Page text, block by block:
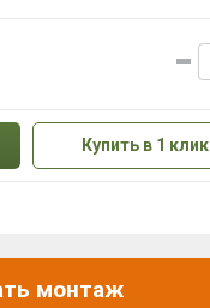
Купить в 1 клик
монтаж